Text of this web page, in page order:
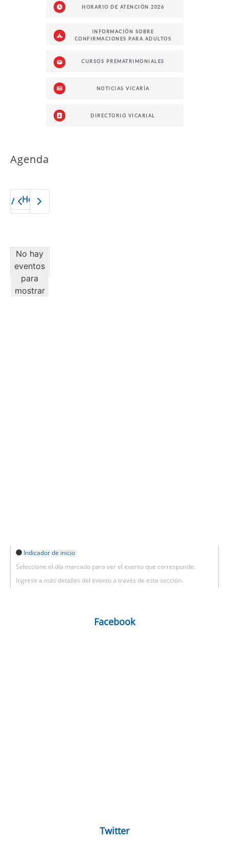
HORARIO DE ATENCIÓN 2026
INFORMACIÓN SOBRE
CONFIRMACIONES PARA ADULTOS
CURSOS PREMATRIMONIALES
NOTICIAS VICARÍA
DIRECTORIO VICARIAL
Agenda
Hoy2026
No hay
eventos
para
mostrar
Indicador de inicio
Seleccione el día marcado para ver el evento que corresponde.
Ingrese a más detalles del evento a través de esta sección.
Facebook
Twitter